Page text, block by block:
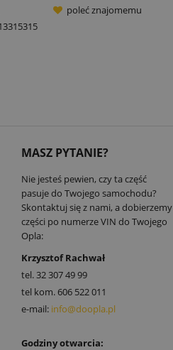
poleć znajomemu
MASZ PYTANIE?
Nie jesteś pewien, czy ta część
pasuje do Twojego samochodu?
Skontaktuj się z nami, a dobierzemy
części po numerze VIN do Twojego
Opla:
Krzysztof Rachwał
tel.32 307 49 99
tel kom.606 522 011
e-mail: info@doopla.pl
Godziny otwarcia: